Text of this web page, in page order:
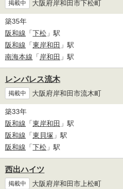
掲載中 大阪府岸和田市下松町
築35年
阪和線 「下松 」駅
阪和線 「東岸和田 」駅
南海本線 「岸和田 」駅
レンパレス流木
掲載中 大阪府岸和田市流木町
築33年
阪和線 「東岸和田 」駅
阪和線 「東貝塚 」駅
阪和線 「下松 」駅
西出ハイツ
掲載中 大阪府岸和田市上松町